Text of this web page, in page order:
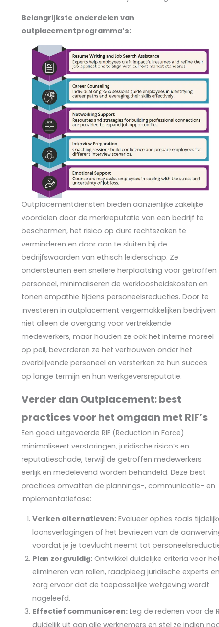
Belangrijkste onderdelen van
outplacementprogramma’s:
Outplacementdiensten bieden aanzienlijke zakelijke
voordelen door de merkreputatie van een bedrijf te
beschermen, het risico op dure rechtszaken te
verminderen en door aan te sluiten bij de
bedrijfswaarden van ethisch leiderschap. Ze
ondersteunen een snellere herplaatsing voor getroffen
personeel, minimaliseren de werkloosheidskosten en
tonen empathie tijdens personeelsreducties. Door te
investeren in outplacement vergemakkelijken bedrijven
niet alleen de overgang voor vertrekkende
medewerkers, maar houden ze ook het interne moreel
op peil, bevorderen ze het vertrouwen onder het
overblijvende personeel en versterken ze hun succes
op lange termijn en hun werkgeversreputatie.
Verder dan Outplacement: best
practices voor het omgaan met RIF’s
Een goed uitgevoerde RIF (Reduction in Force)
minimaliseert verstoringen, juridische risico’s en
reputatieschade, terwijl de getroffen medewerkers
eerlijk en medelevend worden behandeld. Deze best
practices omvatten de plannings-, communicatie- en
implementatiefase:
Verken alternatieven: Evalueer opties zoals
loonsverlagingen of het bevriezen van de
voordat je je toevlucht neemt tot
Plan zorgvuldig: Ontwikkel duidelijke criteria voor
elimineren van rollen, raadpleeg juridische experts
zorg ervoor dat de toepasselijke wetgeving wordt
nageleefd.
Effectief communiceren: Leg de redenen voor de
duidelijk uit aan alle werknemers en stel ze indien